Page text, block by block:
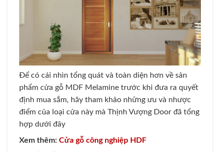
Để có cái nhìn tổng quát và toàn diện hơn về sản
phẩm cửa gỗ MDF Melamine trước khi đưa ra quyết
định mua sắm, hãy tham khảo những ưu và nhược
điểm của loại cửa này mà Thịnh Vượng Door đã tổng
hợp dưới đây
Xem thêm: Cửa gỗ công nghiệp HDF